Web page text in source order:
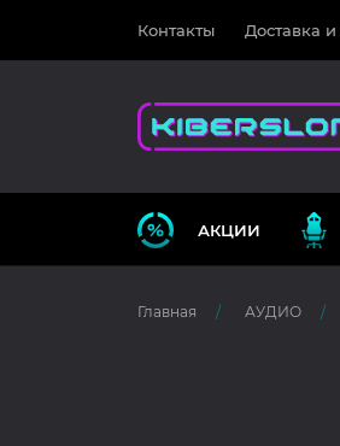
Контакты Доставка и
АКЦИИ
Главная АУДИО